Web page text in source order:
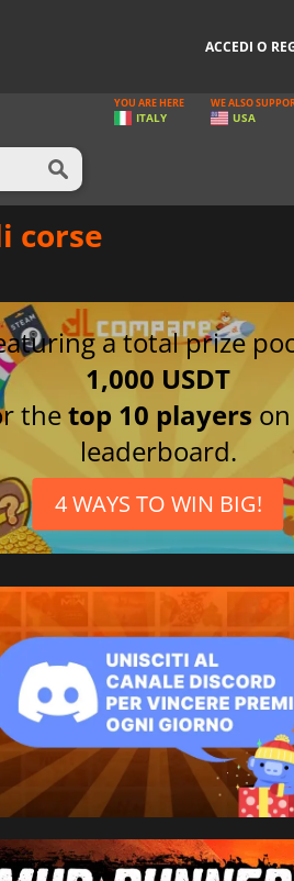
ACCEDI O
YOU ARE HERE
ITALY
WE ALSO
USA
corse
a total prize
1,000 USDT
thetop 10 players
leaderboard.
4 WAYS TO WIN BIG!